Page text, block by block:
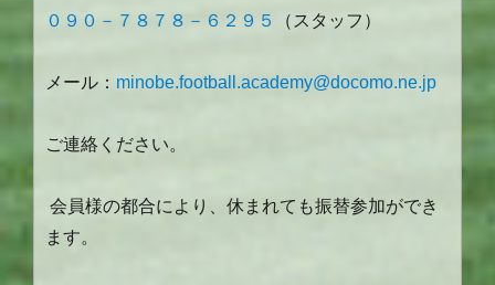
０９０－７８７８－６２９５ （スタッフ）
メール： minobe.football.academy@docomo.ne.jp
ご連絡ください。
会員様の都合により、休まれても振替参加ができ
ます。